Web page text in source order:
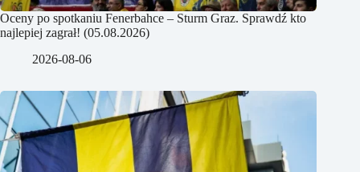
Oceny po spotkaniu Fenerbahce – Sturm Graz. Sprawdź kto
najlepiej zagrał! (05.08.2026)
2026-08-06